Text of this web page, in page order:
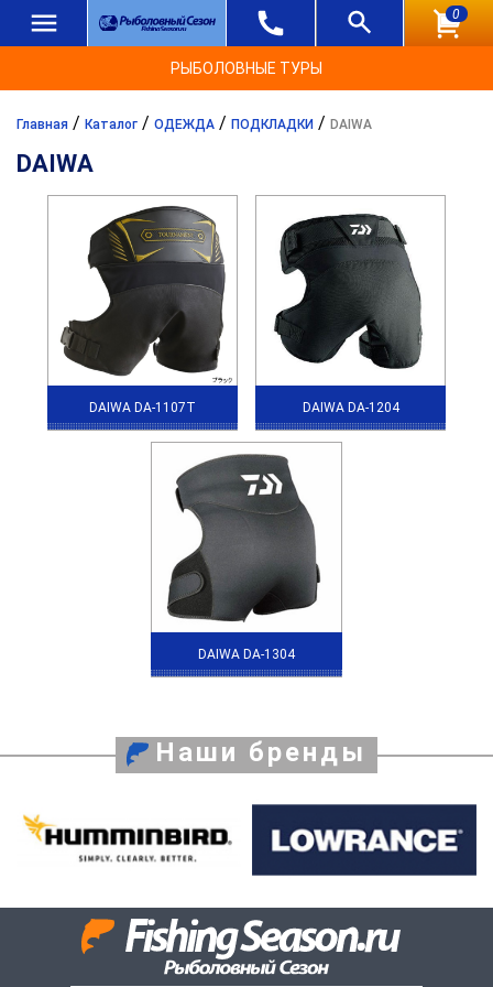
0
РЫБОЛОВНЫЕ ТУРЫ
Главная / Каталог / ОДЕЖДА / ПОДКЛАДКИ / DAIWA
DAIWA
DAIWA DA-1107T DAIWA DA-1204
DAIWA DA-1304
Наши бренды